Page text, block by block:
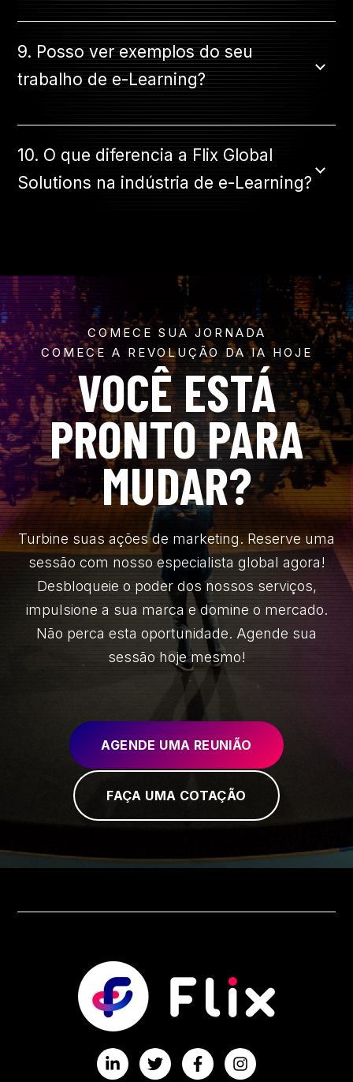
9. Posso ver exemplos do seu
trabalho de e-Learning?
10. O que diferencia a Flix Global
Solutions na indústria de e-Learning?
COMECE SUA JORNADA
COMECE A REVOLUÇÃO DA IA HOJE
VOCÊ ESTÁ
PRONTO PARA
MUDAR?
Turbine suas ações de marketing. Reserve uma
sessão com nosso especialista global agora!
Desbloqueie o poder dos nossos serviços,
impulsione a sua marca e domine o mercado.
Não perca esta oportunidade. Agende sua
sessão hoje mesmo!
AGENDE UMA REUNIÃO
FAÇA UMA COTAÇÃO